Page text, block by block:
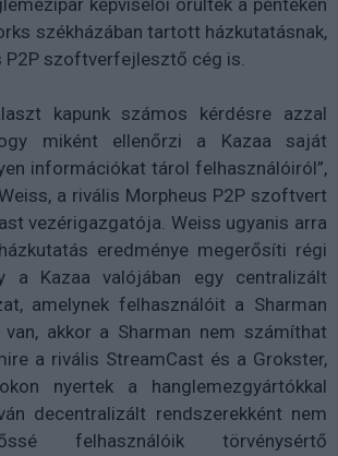
képviselői örültek a pénteken
székházában tartott házkutatásnak,
P2P szoftverfejlesztő cég is.
kapunk számos kérdésre azzal
miként ellenőrzi a Kazaa saját
információkat tárol felhasználóiról”,
a rivális Morpheus P2P szoftvert
vezérigazgatója. Weiss ugyanis arra
eredménye megerősíti régi
a Kazaa valójában egy centralizált
amelynek felhasználóit a Sharman
akkor a Sharman nem számíthat
a rivális StreamCast és a Grokster,
nyertek a hanglemezgyártókkal
decentralizált rendszerekként nem
felhasználóik törvénysértő